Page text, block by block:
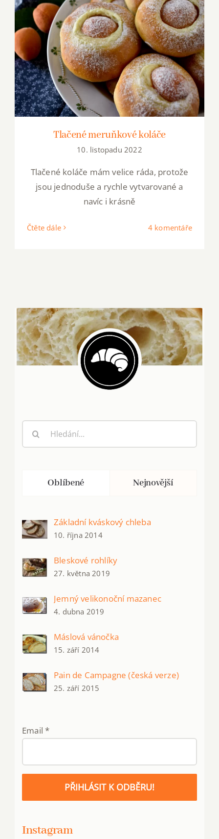
Kontakty
Tlačené meruňkové koláče
Tlačené meruňkové koláče
10. listopadu 2022
Tlačené koláče mám velice ráda, protože
jsou jednoduše a rychle vytvarované a
navíc i krásně
Čtěte dále 4 komentáře
Oblíbené Nejnovější
Základní kváskový chleba
10. října 2014
Bleskové rohlíky
27. května 2019
Jemný velikonoční mazanec
4. dubna 2019
Máslová vánočka
15. září 2014
Pain de Campagne (česká verze)
25. září 2015
Email*
PŘIHLÁSIT K ODBĚRU!
Instagram